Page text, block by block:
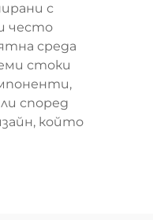
с
често
среда
стоки
според
който